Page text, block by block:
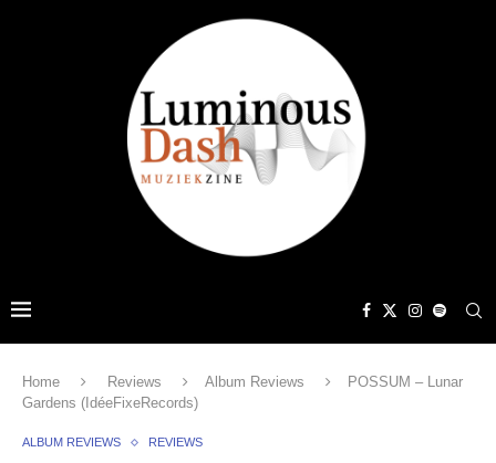
Home Reviews Album Reviews
POSSUM – Lunar
Gardens (IdéeFixeRecords)
ALBUM REVIEWS REVIEWS